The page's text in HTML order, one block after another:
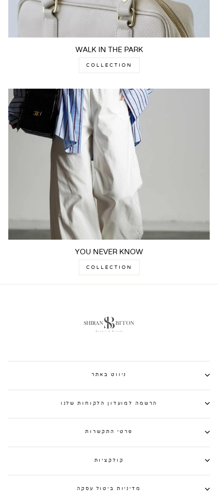
WALK IN THE PARK
COLLECTION
YOU NEVER KNOW
COLLECTION
ניווט באתר
הרשמה למועדון הלקוחות שלנו
פרטי התקשרות
קולקציות
מדיניות ביטול עסקה